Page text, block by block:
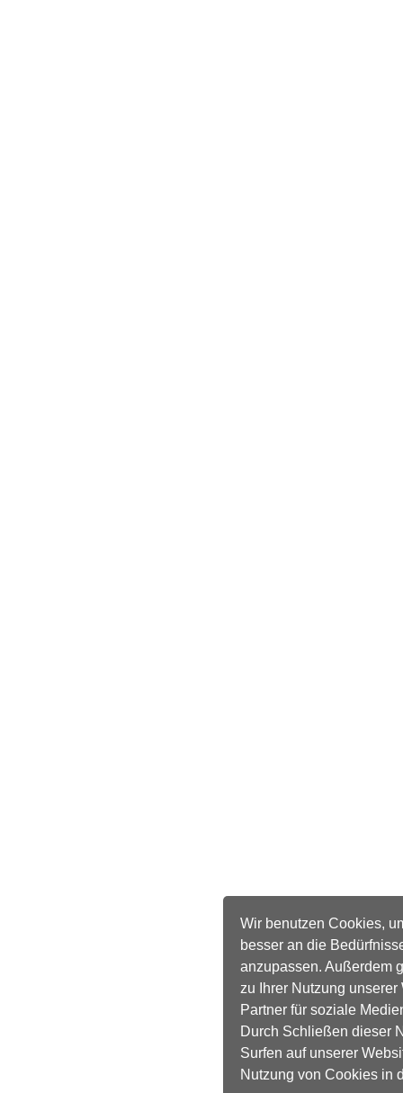
Wir benutzen Cookies,
besser an die
anzupassen. Außerdem
zu Ihrer Nutzung
Partner für soziale
Durch Schließen dieser
Surfen auf unserer
Nutzung von Cookies in